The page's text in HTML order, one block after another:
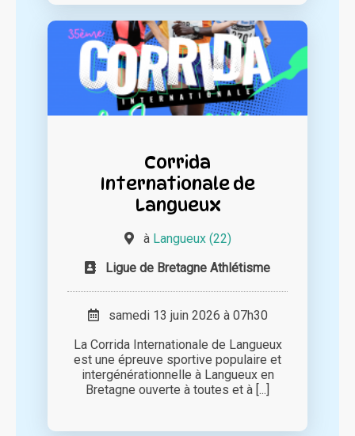
Corrida
Internationale de
Langueux
à Langueux (22)
Ligue de Bretagne Athlétisme
samedi 13 juin 2026 à 07h30
La Corrida Internationale de Langueux
est une épreuve sportive populaire et
intergénérationnelle à Langueux en
Bretagne ouverte à toutes et à [...]